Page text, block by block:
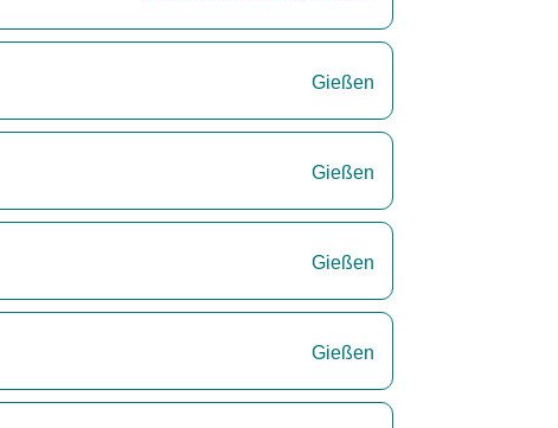
Gießen
Gießen
Gießen
Gießen